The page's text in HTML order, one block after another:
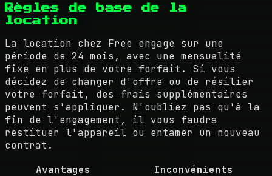
Règles de base de la
location
La location chez Free engage sur une
période de 24 mois, avec une mensualité
fixe en plus de votre forfait. Si vous
décidez de changer d'offre ou de résilier
votre forfait, des frais supplémentaires
peuvent s'appliquer. N'oubliez pas qu'à la
fin de l'engagement, il vous faudra
restituer l'appareil ou entamer un nouveau
contrat.
Avantages
Inconvénients